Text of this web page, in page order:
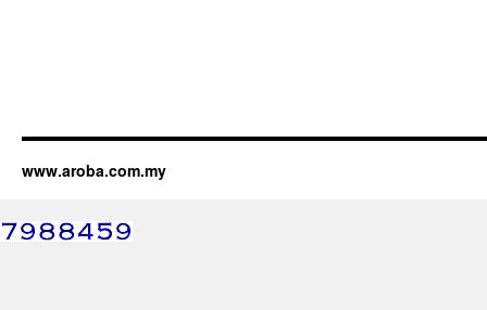
www.aroba.com.my